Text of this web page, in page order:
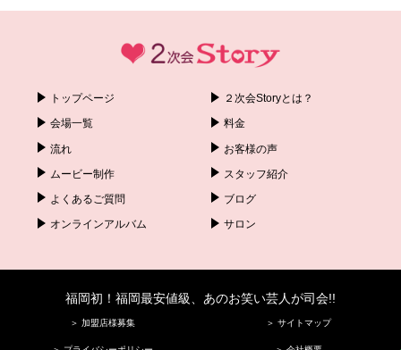
トップページ ２次会Storyとは？
会場一覧 料金
流れ お客様の声
ムービー制作 スタッフ紹介
よくあるご質問 ブログ
オンラインアルバム サロン
福岡初！福岡最安値級、あのお笑い芸人が司会!!
＞ 加盟店様募集 ＞ サイトマップ